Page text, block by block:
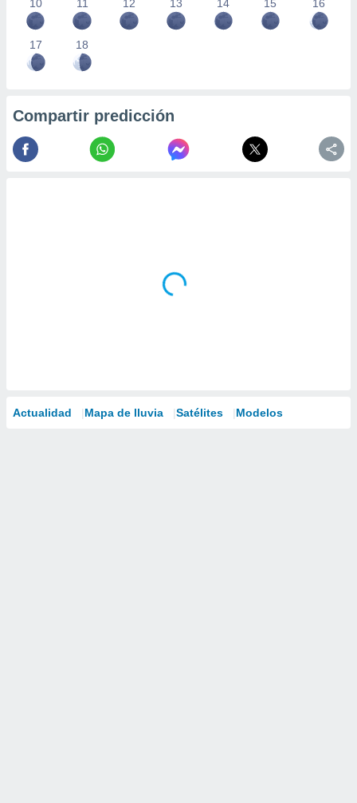
10 11 12 13 14 15 16
17 18
Compartir predicción
Actualidad Mapa de lluvia Satélites Modelos